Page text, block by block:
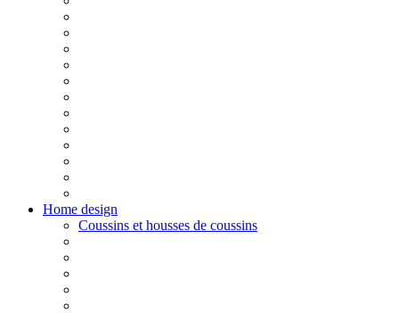
Home design
Coussins et housses de coussins